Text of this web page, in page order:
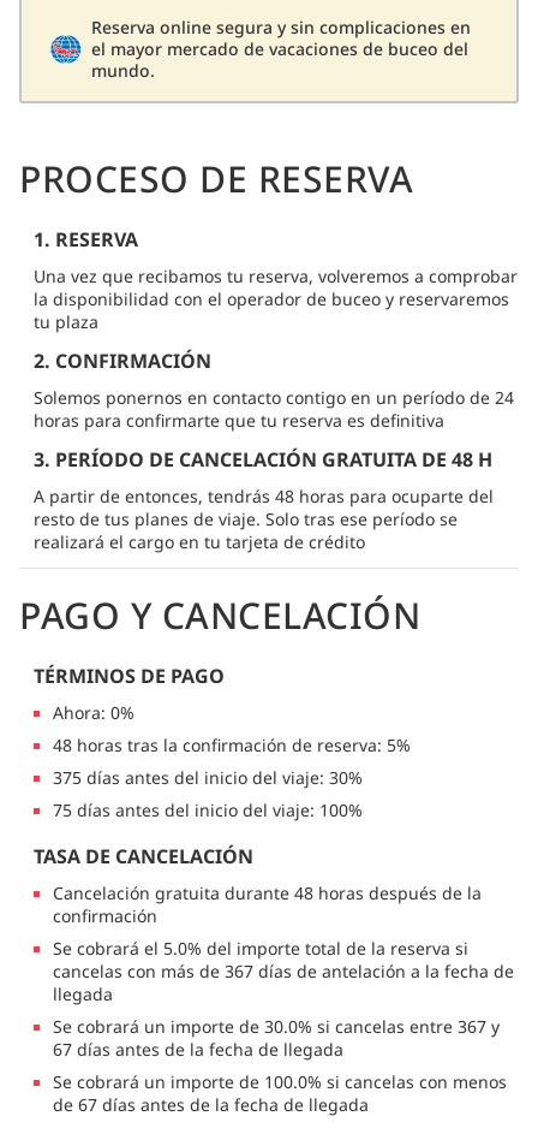
Reserva online segura y sin complicaciones en
el mayor mercado de vacaciones de buceo del
mundo.
PROCESO DE RESERVA
1. RESERVA
Una vez que recibamos tu reserva, volveremos a comprobar
la disponibilidad con el operador de buceo y reservaremos
tu plaza
2. CONFIRMACIÓN
Solemos ponernos en contacto contigo en un período de 24
horas para confirmarte que tu reserva es definitiva
3. PERÍODO DE CANCELACIÓN GRATUITA DE 48 H
A partir de entonces, tendrás 48 horas para ocuparte del
resto de tus planes de viaje. Solo tras ese período se
realizará el cargo en tu tarjeta de crédito
PAGO Y CANCELACIÓN
TÉRMINOS DE PAGO
Ahora: 0%
48 horas tras la confirmación de reserva: 5%
375 días antes del inicio del viaje: 30%
75 días antes del inicio del viaje: 100%
TASA DE CANCELACIÓN
Cancelación gratuita durante 48 horas después de la
confirmación
Se cobrará el 5.0% del importe total de la reserva si
cancelas con más de 367 días de antelación a la fecha de
llegada
Se cobrará un importe de 30.0% si cancelas entre 367 y
67 días antes de la fecha de llegada
Se cobrará un importe de 100.0% si cancelas con menos
de 67 días antes de la fecha de llegada